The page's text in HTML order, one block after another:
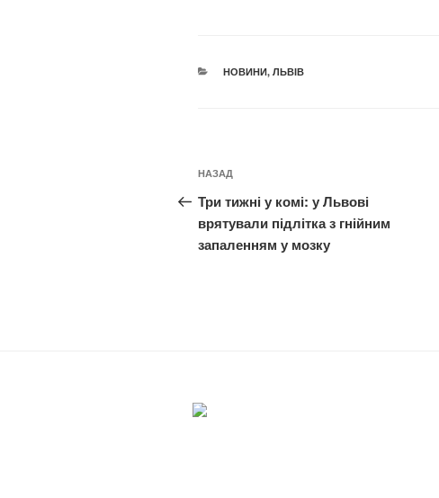
КАТЕГОРІЇ
НОВИНИ, ЛЬВІВ
Навігація
записів
Попередній
запис:
НАЗАД
Три тижні у комі: у Львові
врятували підлітка з гнійним
запаленням у мозку